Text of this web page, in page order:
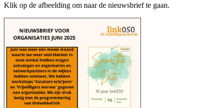
Klik op de afbeelding om naar de nieuwsbrief te gaan.